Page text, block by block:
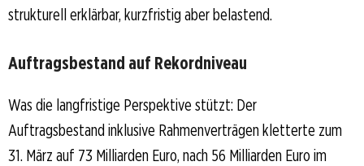
strukturell erklärbar, kurzfristig aber belastend.
Auftragsbestand auf Rekordniveau
Was die langfristige Perspektive stützt: Der
Auftragsbestand inklusive Rahmenverträgen kletterte zum
31. März auf 73 Milliarden Euro, nach 56 Milliarden Euro im